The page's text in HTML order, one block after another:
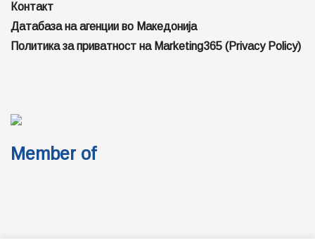
Контакт
Датабаза на агенции во Македонија
Политика за приватност на Marketing365 (Privacy Policy)
Member of